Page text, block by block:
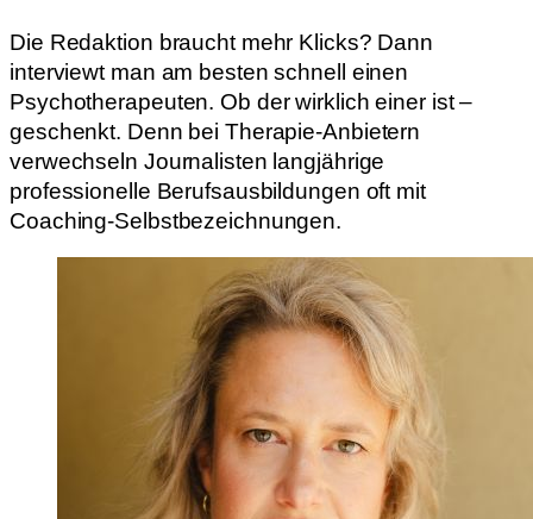
Die Redaktion braucht mehr Klicks? Dann
interviewt man am besten schnell einen
Psychotherapeuten. Ob der wirklich einer ist –
geschenkt. Denn bei Therapie-Anbietern
verwechseln Journalisten langjährige
professionelle Berufsausbildungen oft mit
Coaching-Selbstbezeichnungen.